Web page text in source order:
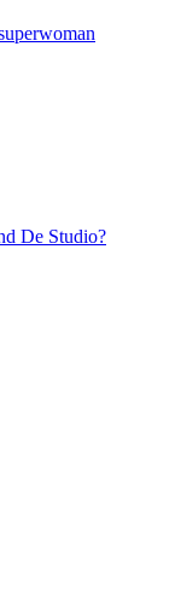
De Studio?